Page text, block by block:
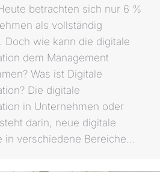
betrachten sich nur 6 %
als vollständig
Doch wie kann die digitale
dem Management
Was ist Digitale
Die digitale
in Unternehmen oder
darin, neue digitale
in verschiedene Bereiche…